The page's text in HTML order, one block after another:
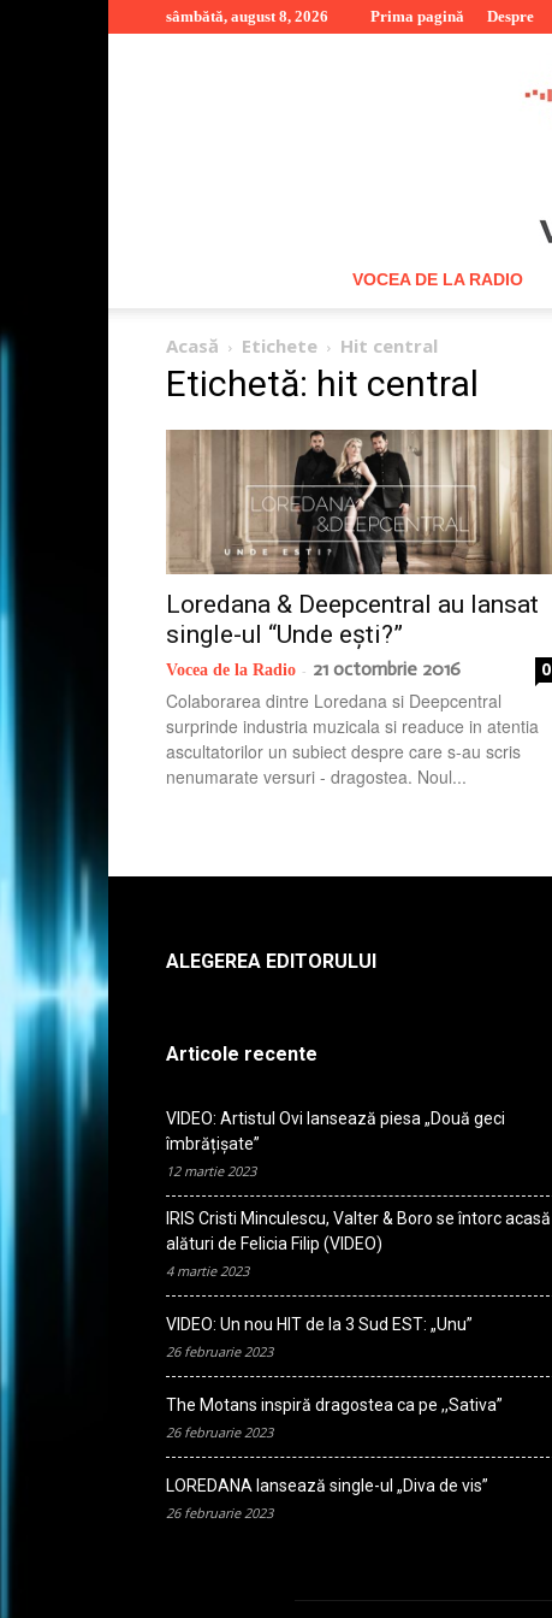
sâmbătă, august 8, 2026 Prima pagină Despre
VOCEA DE LA RADIO
Acasă Etichete Hit central
Etichetă: hit central
Loredana & Deepcentral au lansat
single-ul “Unde ești?”
Vocea de la Radio - 21 octombrie 2016 0
Colaborarea dintre Loredana si Deepcentral
surprinde industria muzicala si readuce in atentia
ascultatorilor un subiect despre care s-au scris
nenumarate versuri - dragostea. Noul...
ALEGEREA EDITORULUI
Articole recente
VIDEO: Artistul Ovi lansează piesa „Două geci
îmbrățișate”
12 martie 2023
IRIS Cristi Minculescu, Valter & Boro se întorc acasă
alături de Felicia Filip (VIDEO)
4 martie 2023
VIDEO: Un nou HIT de la 3 Sud EST: „Unu”
26 februarie 2023
The Motans inspiră dragostea ca pe ,,Sativa”
26 februarie 2023
LOREDANA lansează single-ul „Diva de vis”
26 februarie 2023